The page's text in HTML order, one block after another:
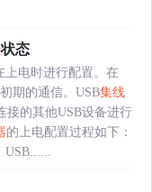
状态
上电时进行配置。在
期的通信。USB集线
接的其他USB设备进行
的上电配置过程如下：
USB......